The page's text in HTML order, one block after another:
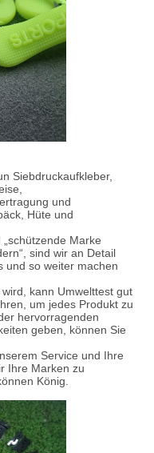
Siebdruckaufkleber,
und
Hüte und
Marke
sind wir an Detail
und so weiter machen
kann Umwelttest gut
um jedes Produkt zu
hervorragenden
geben, können Sie
Service und Ihre
Ihre Marken zu
König.